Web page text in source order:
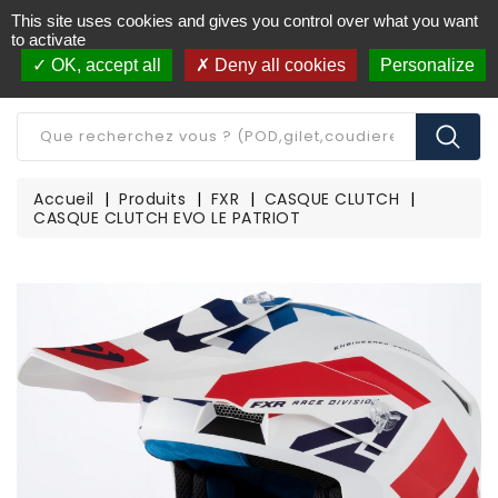
Livraison offerte à partir de 250€ d'achat (*)
CATÉGORIE
Accueil Produits FXR
CASQUE CLUTCH
CASQUE CLUTCH EVO LE PATRIOT
This site uses cookies and gives you control over what you want
to activate
OK, accept all
Deny all cookies Personalize